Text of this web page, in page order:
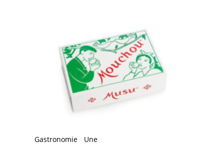
Gastronomie Une